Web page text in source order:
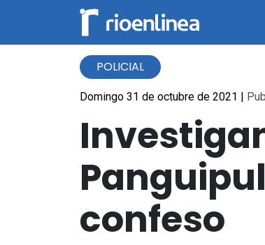
POLICIAL
Domingo 31 de octubre de 2021 |
confeso